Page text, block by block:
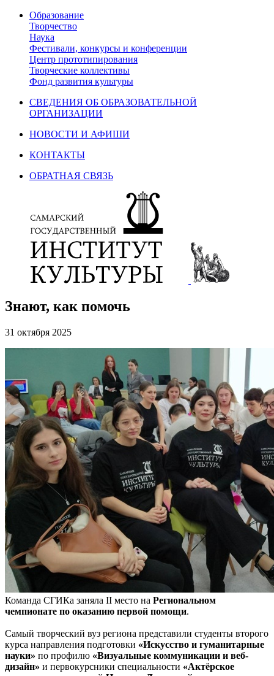
Образование
Творчество
Наука
Фестивали, конкурсы и конференции
Центр прототипирования
Творческие коллективы
Фонд развития культуры
СВЕДЕНИЯ ОБ ОБРАЗОВАТЕЛЬНОЙ
ОРГАНИЗАЦИИ
НОВОСТИ И АФИШИ
КОНТАКТЫ
ОБРАТНАЯ СВЯЗЬ
Знают, как помочь
31 октября 2025
Команда СГИКа заняла II место на Региональном
чемпионате по оказанию первой помощи.
Самый творческий вуз региона представили студенты второго
курса направления подготовки «Искусство и гуманитарные
науки» по профилю «Визуальные коммуникации и веб-
дизайн» и первокурсники специальности «Актёрское